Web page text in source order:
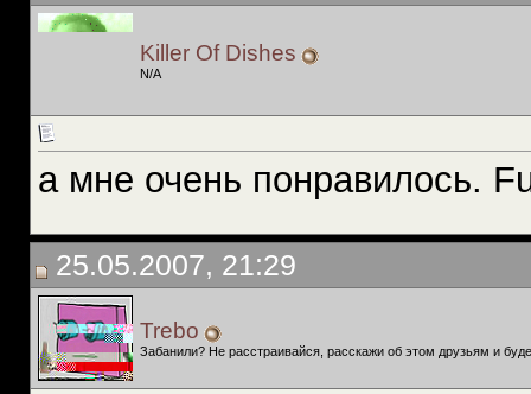
Killer Of Dishes
N/A
а мне очень понравилось.
25.05.2007, 21:29
Trebo
Забанили? Не расстраивайся, расскажи об этом друзьям и